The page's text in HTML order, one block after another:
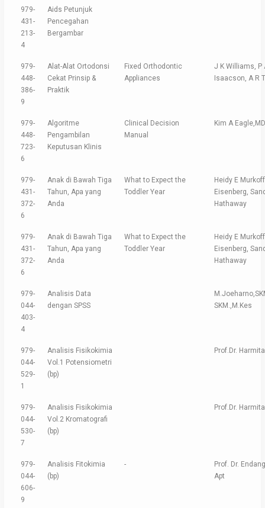
979-
431-
213-
4
Aids Petunjuk
Pencegahan
Bergambar
979-
448-
386-
9
Alat-Alat Ortodonsi
Cekat Prinsip &
Praktik
Fixed Orthodontic
Appliances
J K Williams, P
Isaacson, A R
979-
448-
723-
6
Algoritme
Pengambilan
Keputusan Klinis
Clinical Decision
Manual
Kim A Eagle,MD
979-
431-
372-
6
Anak di Bawah Tiga
Tahun, Apa yang
Anda
What to Expect the
Toddler Year
Heidy E
Eisenberg,
Hathaway
979-
431-
372-
6
Anak di Bawah Tiga
Tahun, Apa yang
Anda
What to Expect the
Toddler Year
Heidy E
Eisenberg,
Hathaway
979-
044-
403-
4
Analisis Data
dengan SPSS
SKM.,M.Kes
979-
044-
529-
1
Analisis Fisikokimia
Vol.1 Potensiometri
(bp)
Prof.Dr.
979-
044-
530-
7
Analisis Fisikokimia
Vol.2 Kromatografi
(bp)
Prof.Dr.
979-
044-
606-
9
Analisis Fitokimia
(bp)
-
Prof. Dr.
Apt